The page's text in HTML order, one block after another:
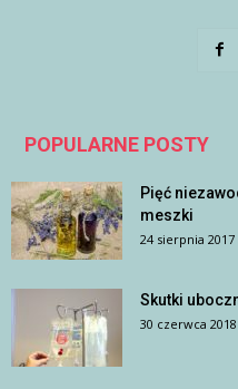
POPULARNE POSTY
Pięć
meszki
24 sierpnia 2017
Skutki
30 czerwca 2018